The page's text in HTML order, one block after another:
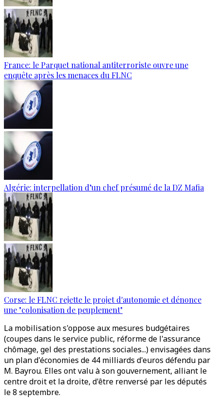
France: le Parquet national antiterroriste ouvre une
enquête après les menaces du FLNC
Algérie: interpellation d’un chef présumé de la DZ Mafia
Corse: le FLNC rejette le projet d'autonomie et dénonce
une "colonisation de peuplement"
La mobilisation s'oppose aux mesures budgétaires
(coupes dans le service public, réforme de l'assurance
chômage, gel des prestations sociales...) envisagées dans
un plan d'économies de 44 milliards d'euros défendu par
M. Bayrou. Elles ont valu à son gouvernement, alliant le
centre droit et la droite, d'être renversé par les députés
le 8 septembre.